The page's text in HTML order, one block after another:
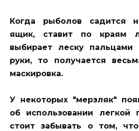
Когда рыболов садится
ящик, ставит по краям
выбирает леску пальцами
руки, то получается
маскировка.
У некоторых "мерзляк"
об использовании легкой
стоит забывать о том,